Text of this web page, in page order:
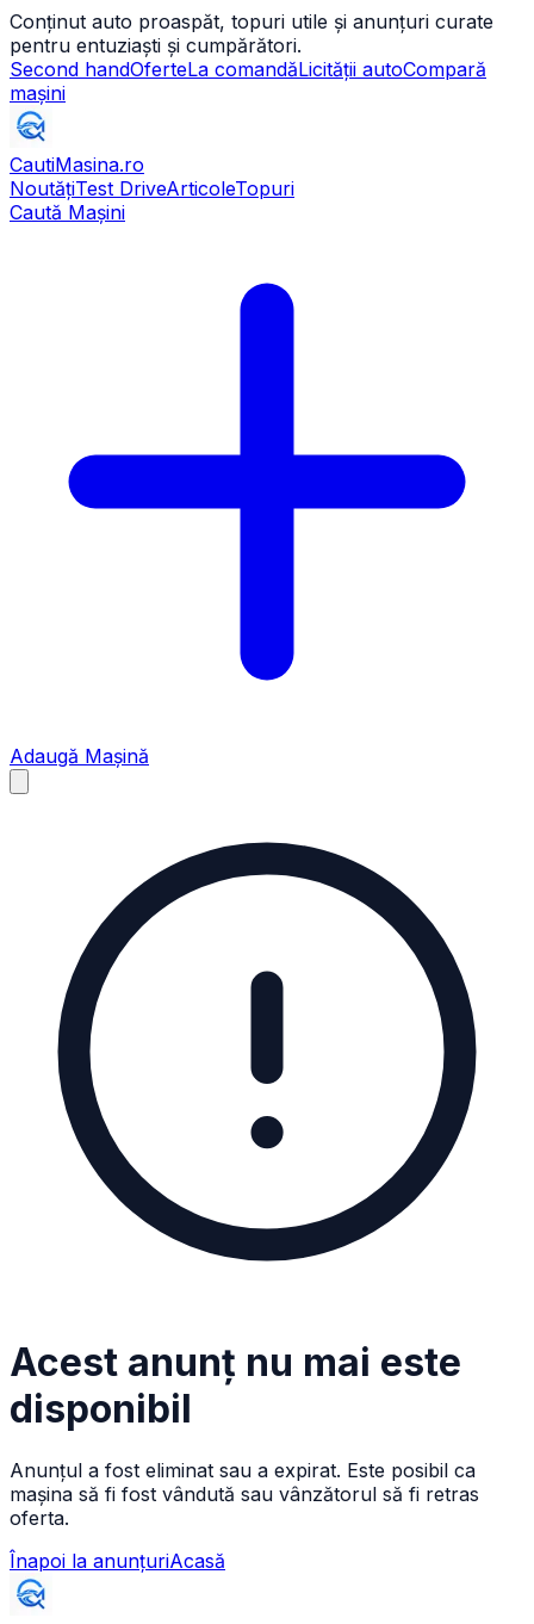
Conținut auto proaspăt, topuri utile și anunțuri curate
pentru entuziaști și cumpărători.
Second handOferteLa comandăLicității autoCompară
mașini
CautiMasina.ro
NoutățiTest DriveArticoleTopuri
Caută Mașini
Adaugă Mașină
Acest anunț nu mai este
disponibil
Anunțul a fost eliminat sau a expirat. Este posibil ca
mașina să fi fost vândută sau vânzătorul să fi retras
oferta.
Înapoi la anunțuriAcasă